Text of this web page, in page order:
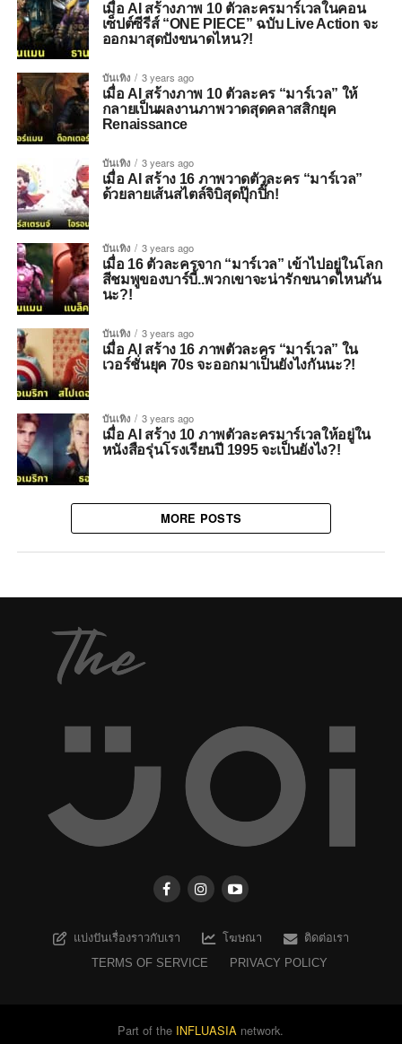
เมื่อ AI สร้างภาพ 10 ตัวละครมาร์เวลในคอน
เซ็ปต์ซีรีส์ “ONE PIECE” ฉบับ Live Action จะ
ออกมาสุดปังขนาดไหน?!
บันเทิง 3 years ago
เมื่อ AI สร้างภาพ 10 ตัวละคร “มาร์เวล” ให้
กลายเป็นผลงานภาพวาดสุดคลาสสิกยุค
Renaissance
บันเทิง 3 years ago
เมื่อ AI สร้าง 16 ภาพวาดตัวละคร “มาร์เวล”
ด้วยลายเส้นสไตล์จิบิสุดปุ๊กปิ๊ก!
บันเทิง 3 years ago
เมื่อ 16 ตัวละครจาก “มาร์เวล” เข้าไปอยู่ในโลก
สีชมพูของบาร์บี้..พวกเขาจะน่ารักขนาดไหนกัน
นะ?!
บันเทิง 3 years ago
เมื่อ AI สร้าง 16 ภาพตัวละคร “มาร์เวล” ใน
เวอร์ชั่นยุค 70s จะออกมาเป็นยังไงกันนะ?!
บันเทิง 3 years ago
เมื่อ AI สร้าง 10 ภาพตัวละครมาร์เวลให้อยู่ใน
หนังสือรุ่นโรงเรียนปี 1995 จะเป็นยังไง?!
MORE POSTS
แบ่งปันเรื่องราวกับเรา โฆษณา
ติดต่อเรา
TERMS OF SERVICE
PRIVACY POLICY
Part of the INFLUASIA network.